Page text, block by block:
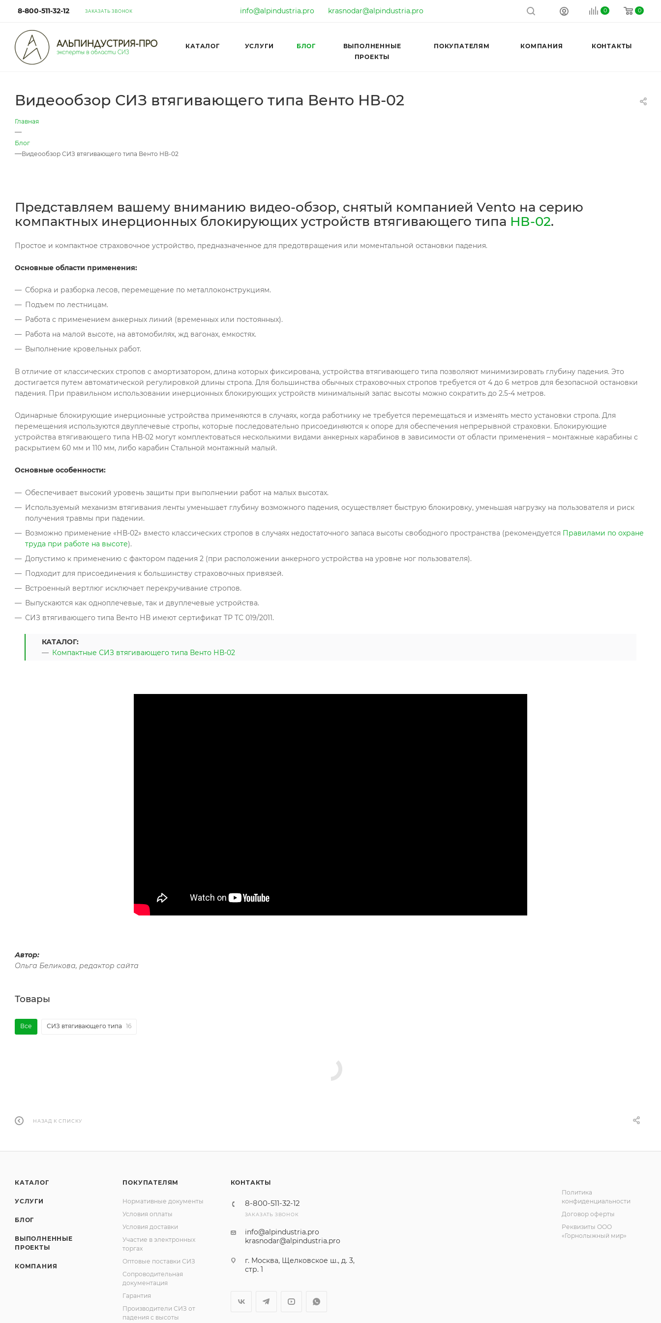
8-800-511-32-12 ЗАКАЗАТЬ ЗВОНОК info@alpindustria.pro krasnodar@alpindustria.pro 0 0
КАТАЛОГ УСЛУГИ БЛОГ
ВЫПОЛНЕННЫЕ
ПРОЕКТЫ
ПОКУПАТЕЛЯМ КОМПАНИЯ КОНТАКТЫ
Видеообзор СИЗ втягивающего типа Венто НВ-02
Главная
—
Блог
—Видеообзор СИЗ втягивающего типа Венто НВ-02
Представляем вашему вниманию видео-обзор, снятый компанией Vento на серию
компактных инерционных блокирующих устройств втягивающего типа НВ-02.
Простое и компактное страховочное устройство, предназначенное для предотвращения или моментальной остановки падения.
Основные области применения:
Сборка и разборка лесов, перемещение по металлоконструкциям.
Подъем по лестницам.
Работа с применением анкерных линий (временных или постоянных).
Работа на малой высоте, на автомобилях, жд вагонах, емкостях.
Выполнение кровельных работ.
В отличие от классических стропов с амортизатором, длина которых фиксирована, устройства втягивающего типа позволяют минимизировать глубину падения. Это
достигается путем автоматической регулировкой длины стропа. Для большинства обычных страховочных стропов требуется от 4 до 6 метров для безопасной остановки
падения. При правильном использовании инерционных блокирующих устройств минимальный запас высоты можно сократить до 2.5-4 метров.
Одинарные блокирующие инерционные устройства применяются в случаях, когда работнику не требуется перемещаться и изменять место установки стропа. Для
перемещения используются двуплечевые стропы, которые последовательно присоединяются к опоре для обеспечения непрерывной страховки. Блокирующие
устройства втягивающего типа НВ-02 могут комплектоваться несколькими видами анкерных карабинов в зависимости от области применения – монтажные карабины с
раскрытием 60 мм и 110 мм, либо карабин Стальной монтажный малый.
Основные особенности:
Обеспечивает высокий уровень защиты при выполнении работ на малых высотах.
Используемый механизм втягивания ленты уменьшает глубину возможного падения, осуществляет быструю блокировку, уменьшая нагрузку на пользователя и риск
получения травмы при падении.
Возможно применение «НВ-02» вместо классических стропов в случаях недостаточного запаса высоты свободного пространства (рекомендуется Правилами по охране
труда при работе на высоте).
Допустимо к применению с фактором падения 2 (при расположении анкерного устройства на уровне ног пользователя).
Подходит для присоединения к большинству страховочных привязей.
Встроенный вертлюг исключает перекручивание стропов.
Выпускаются как одноплечевые, так и двуплечевые устройства.
СИЗ втягивающего типа Венто НВ имеют сертификат ТР ТС 019/2011.
КАТАЛОГ:
Компактные СИЗ втягивающего типа Венто НВ-02
Автор:
Ольга Беликова, редактор сайта
Товары
Все СИЗ втягивающего типа 16
НАЗАД К СПИСКУ
КАТАЛОГ
УСЛУГИ
БЛОГ
ВЫПОЛНЕННЫЕ
ПРОЕКТЫ
КОМПАНИЯ
ПОКУПАТЕЛЯМ
Нормативные документы
Условия оплаты
Условия доставки
Участие в электронных
торгах
Оптовые поставки СИЗ
Сопроводительная
документация
Гарантия
Производители СИЗ от
падения с высоты
КОНТАКТЫ
8-800-511-32-12
ЗАКАЗАТЬ ЗВОНОК
info@alpindustria.pro
krasnodar@alpindustria.pro
г. Москва, Щелковское ш., д. 3,
стр. 1
Политика
конфиденциальности
Договор оферты
Реквизиты ООО
«Горнолыжный мир»